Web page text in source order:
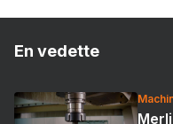
En vedette